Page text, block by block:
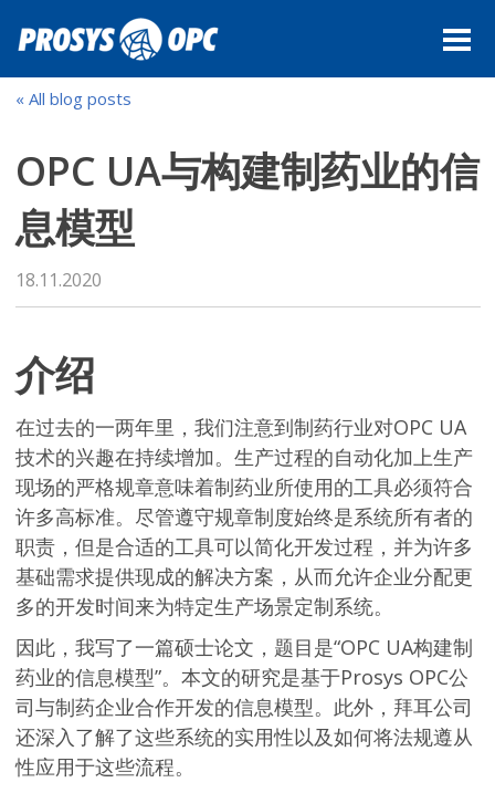
专业服务
OPC UA定义
« All blog posts
OPC UA与构建制药业的信
息模型
18.11.2020
介绍
在过去的一两年里，我们注意到制药行业对OPC UA
技术的兴趣在持续增加。生产过程的自动化加上生产
现场的严格规章意味着制药业所使用的工具必须符合
许多高标准。尽管遵守规章制度始终是系统所有者的
职责，但是合适的工具可以简化开发过程，并为许多
基础需求提供现成的解决方案，从而允许企业分配更
多的开发时间来为特定生产场景定制系统。
因此，我写了一篇硕士论文，题目是“OPC UA构建制
药业的信息模型”。本文的研究是基于Prosys OPC公
司与制药企业合作开发的信息模型。此外，拜耳公司
还深入了解了这些系统的实用性以及如何将法规遵从
性应用于这些流程。